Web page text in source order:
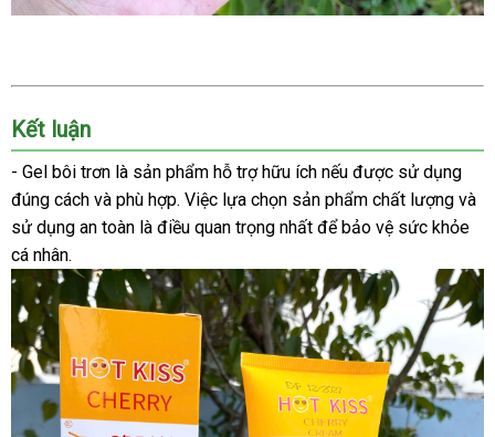
Kết luận
- Gel bôi trơn là sản phẩm hỗ trợ hữu ích nếu được sử dụng
đúng cách và phù hợp. Việc lựa chọn sản phẩm chất lượng và
sử dụng an toàn là điều quan trọng nhất để bảo vệ sức khỏe
cá nhân.